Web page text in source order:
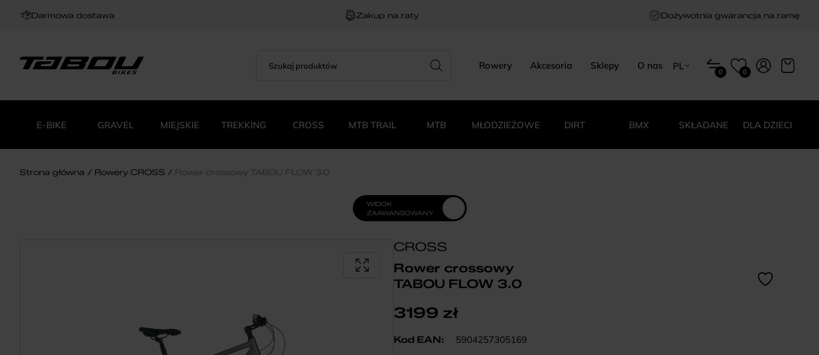
Darmowa dostawa Zakup na raty Dożywotnia gwarancja na ramę
produktów
Rowery Akcesoria Sklepy O nas
PL
0 0
E-BIKE GRAVEL MIEJSKIE TREKKING CROSS MTB TRAIL MTB MŁODZIEŻOWE DIRT BMX SKŁADANE DLA DZIECI
Strona główna Rowery CROSS Rower crossowy TABOU FLOW 3.0
WIDOK
ZAAWANSOWANY
CROSS
Rower crossowy
TABOU FLOW 3.0
3199 zł
Kod EAN: 5904257305169